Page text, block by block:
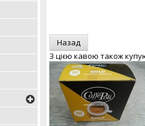
З цією кавою також